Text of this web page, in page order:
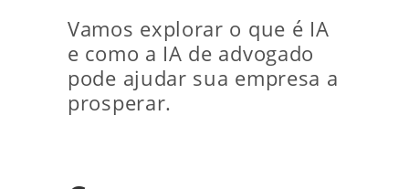
Vamos explorar o que é IA
e como a IA de advogado
pode ajudar sua empresa a
prosperar.